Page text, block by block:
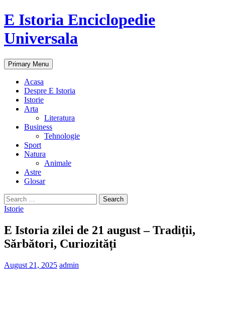
E Istoria Enciclopedie
Universala
Search
Primary Menu Skip
to
Acasa
Despre E Istoria
Istorie
Arta
Literatura
Business
Tehnologie
Sport
Natura
Animale
Astre
Glosar
Search
for:
Istorie
E Istoria zilei de 21 august – Tradiții,
Sărbători, Curiozități
August 21, 2025 admin